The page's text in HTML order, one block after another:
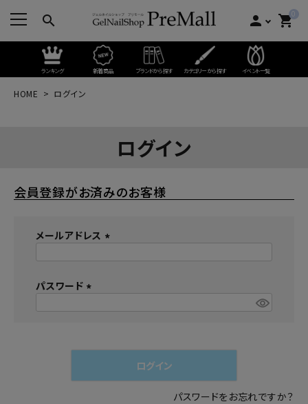
search person 0
shopping_cart
ランキング 新着商品 ブランドから探す カテゴリーから探す イベント一覧
HOME ログイン
ログイン
会員登録がお済みのお客様
メールアドレス
パスワード
)
ログイン
パスワードをお忘れですか？